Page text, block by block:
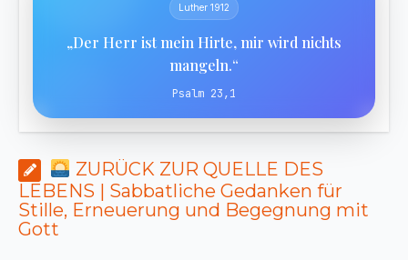
Luther 1912
„Der Herr ist mein Hirte, mir wird nichts
mangeln.“
Psalm 23,1
ZURÜCK ZUR QUELLE DES
LEBENS | Sabbatliche Gedanken für
Stille, Erneuerung und Begegnung mit
Gott